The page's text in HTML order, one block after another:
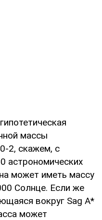
массы
2, скажем, с
астрономических
может иметь массу
Солнце. Если же
вокруг Sag A*
может